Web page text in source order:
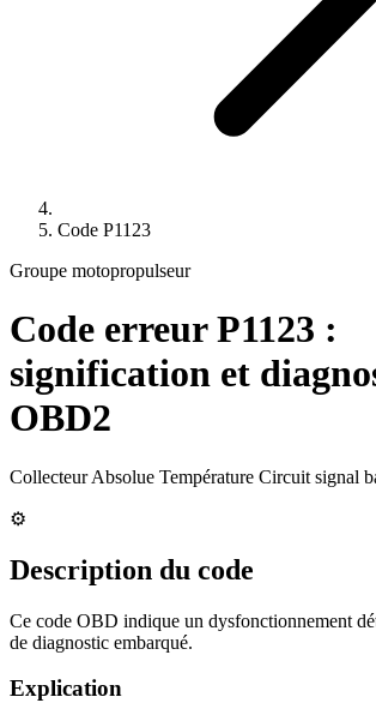
Code P1123
Groupe motopropulseur
Code erreurP1123 :
signification et
OBD2
Collecteur Absolue Température Circuit signal
⚙️
Description du code
Ce code OBD indique un dysfonctionnement
de diagnostic embarqué.
Explication